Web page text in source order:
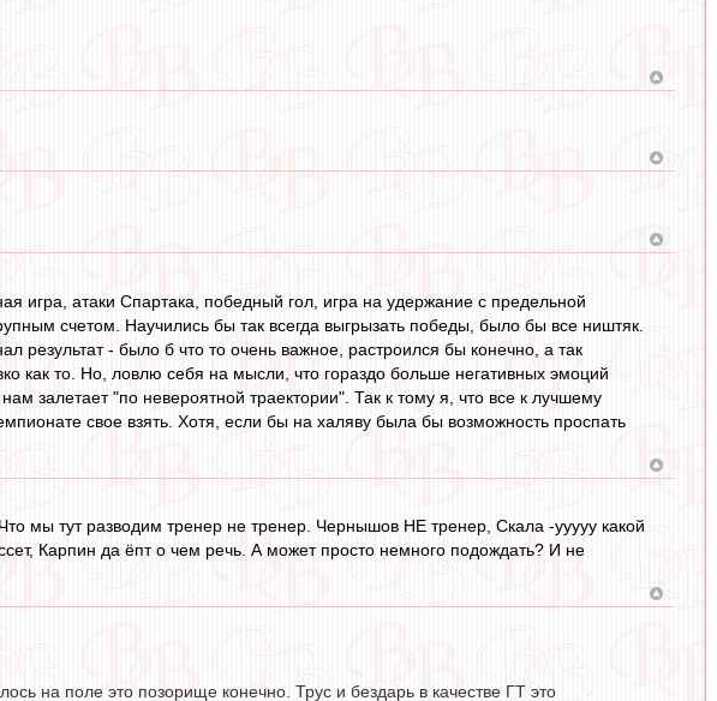
игра, атаки Спартака, победный гол, игра на удержание с предельной
счетом. Научились бы так всегда выгрызать победы, было бы все ништяк.
результат - было б что то очень важное, растроился бы конечно, а так
как то. Но, ловлю себя на мысли, что гораздо больше негативных эмоций
залетает "по невероятной траектории". Так к тому я, что все к лучшему
свое взять. Хотя, если бы на халяву была бы возможность проспать
мы тут разводим тренер не тренер. Чернышов НЕ тренер, Скала -ууууу какой
Карпин да ёпт о чем речь. А может просто немного подождать? И не
на поле это позорище конечно. Трус и бездарь в качестве ГТ это